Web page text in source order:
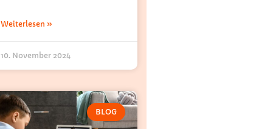
Weiterlesen »
10. November 2024
BLOG